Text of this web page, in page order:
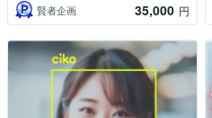
賢者企画 35,000 円